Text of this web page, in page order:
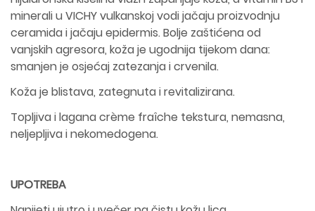
minerali u VICHY vulkanskoj vodi jačaju proizvodnju
ceramida i jačaju epidermis. Bolje zaštićena od
vanjskih agresora, koža je ugodnija tijekom dana:
smanjen je osjećaj zatezanja i crvenila.
Koža je blistava, zategnuta i revitalizirana.
Topljiva i lagana crème fraîche tekstura, nemasna,
neljepljiva i nekomedogena.
UPOTREBA